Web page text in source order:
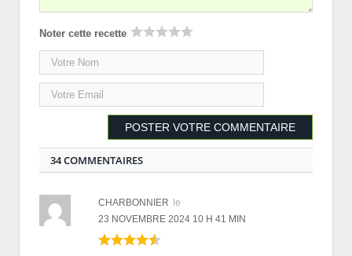
Noter cette recette
34 COMMENTAIRES
CHARBONNIER le
23 NOVEMBRE 2024 10 H 41 MIN